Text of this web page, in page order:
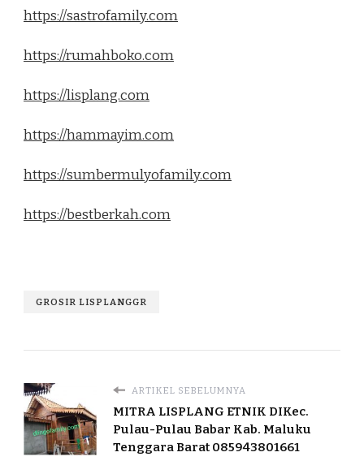
https://sastrofamily.com
https://rumahboko.com
https://lisplang.com
https://hammayim.com
https://sumbermulyofamily.com
https://bestberkah.com
GROSIR LISPLANGGR
ARTIKEL SEBELUMNYA
MITRA LISPLANG ETNIK DIKec.
Pulau-Pulau Babar Kab. Maluku
Tenggara Barat 085943801661